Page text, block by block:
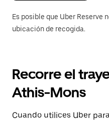
Es posible que Uber Reserve
ubicación de recogida.
Recorre el
Athis-Mons
Cuando utilices Uber